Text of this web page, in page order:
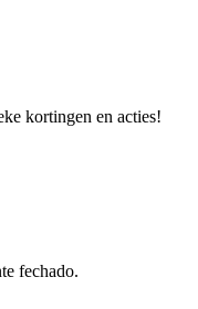
kortingen en acties!
fechado.